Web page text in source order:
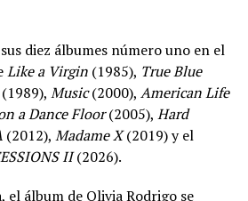
diez álbumes número uno en el
Like a Virgin (1985), True Blue
Music(2000), American Life
a Dance Floor(2005), Hard
(2012), Madame X(2019) y el
II(2026).
el álbum de Olivia Rodrigo se